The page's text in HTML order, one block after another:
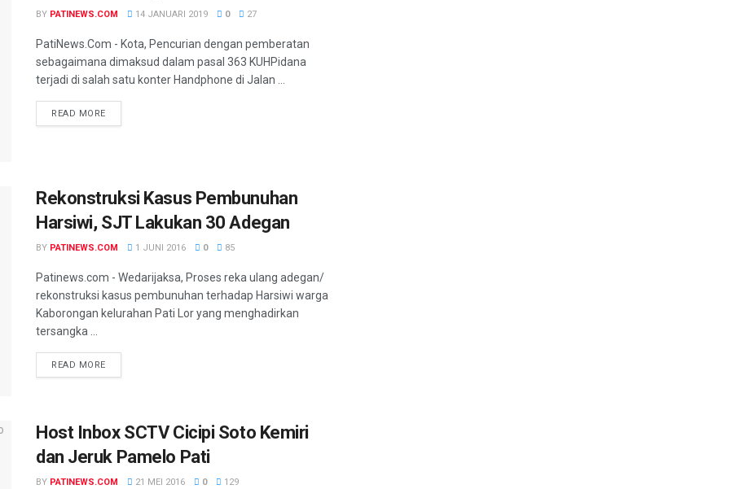
BY PATINEWS.COM 14 JANUARI 2019 0 27
PatiNews.Com - Kota, Pencurian dengan pemberatan
sebagaimana dimaksud dalam pasal 363 KUHPidana
terjadi di salah satu konter Handphone di Jalan ...
READ MOREDETAILS
Rekonstruksi Kasus Pembunuhan
Harsiwi, SJT Lakukan 30 Adegan
BY PATINEWS.COM 1 JUNI 2016 0 85
Patinews.com - Wedarijaksa, Proses reka ulang adegan/
rekonstruksi kasus pembunuhan terhadap Harsiwi warga
Kaborongan kelurahan Pati Lor yang menghadirkan
tersangka ...
READ MOREDETAILS
Host Inbox SCTV Cicipi Soto Kemiri
dan Jeruk Pamelo Pati
BY PATINEWS.COM 21 MEI 2016 0 129